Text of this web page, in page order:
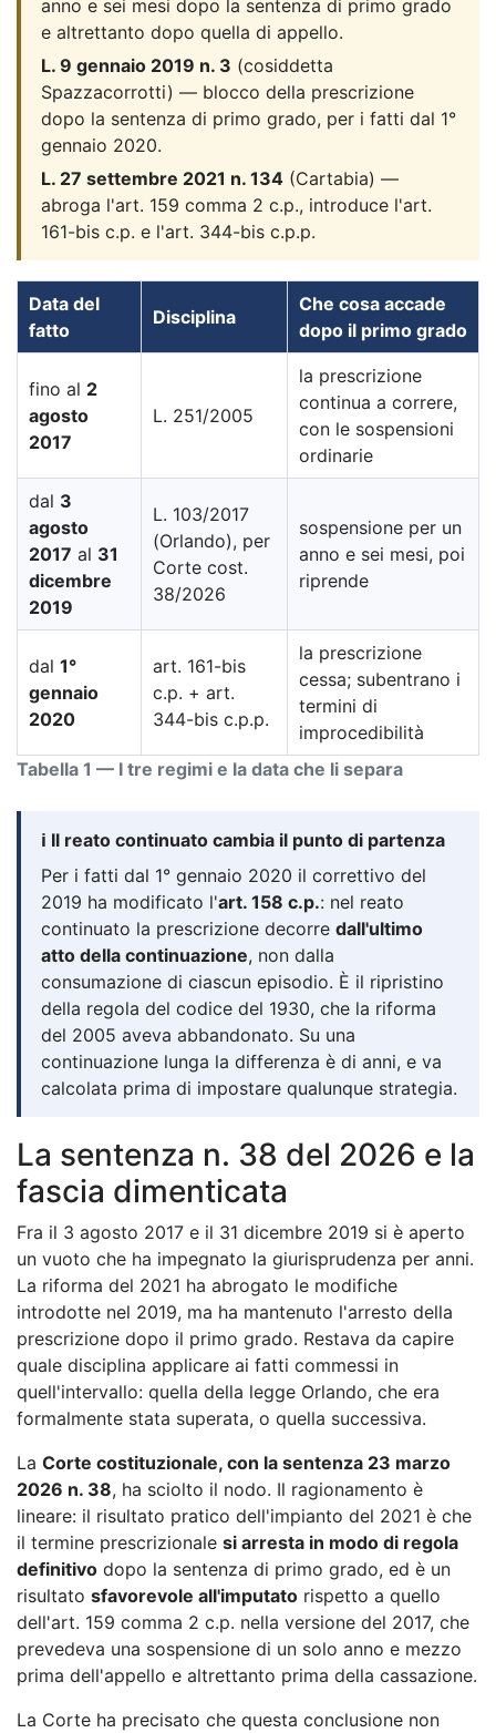
anno e sei mesi dopo la sentenza di primo grado
e altrettanto dopo quella di appello.
L. 9 gennaio 2019 n. 3 (cosiddetta
Spazzacorrotti) — blocco della prescrizione
dopo la sentenza di primo grado, per i fatti dal 1°
gennaio 2020.
L. 27 settembre 2021 n. 134 (Cartabia) —
abroga l'art. 159 comma 2 c.p., introduce l'art.
161-bis c.p. e l'art. 344-bis c.p.p.
Tabella 1 — I tre regimi e la data che li separa
Data del
fatto
Disciplina
Che cosa accade
dopo il primo grado
fino al 2
agosto
2017
L. 251/2005
la prescrizione
continua a correre,
con le sospensioni
ordinarie
dal 3
agosto
2017 al 31
dicembre
2019
L. 103/2017
(Orlando), per
Corte cost.
38/2026
sospensione per un
anno e sei mesi, poi
riprende
dal 1°
gennaio
2020
art. 161-bis
c.p. + art.
344-bis c.p.p.
la prescrizione
cessa; subentrano i
termini di
improcedibilità
ℹ️ Il reato continuato cambia il punto di partenza
Per i fatti dal 1° gennaio 2020 il correttivo del
2019 ha modificato l'art. 158 c.p.: nel reato
continuato la prescrizione decorre dall'ultimo
atto della continuazione, non dalla
consumazione di ciascun episodio. È il ripristino
della regola del codice del 1930, che la riforma
del 2005 aveva abbandonato. Su una
continuazione lunga la differenza è di anni, e va
calcolata prima di impostare qualunque strategia.
La sentenza n. 38 del 2026 e la
fascia dimenticata
Fra il 3 agosto 2017 e il 31 dicembre 2019 si è aperto
un vuoto che ha impegnato la giurisprudenza per anni.
La riforma del 2021 ha abrogato le modifiche
introdotte nel 2019, ma ha mantenuto l'arresto della
prescrizione dopo il primo grado. Restava da capire
quale disciplina applicare ai fatti commessi in
quell'intervallo: quella della legge Orlando, che era
formalmente stata superata, o quella successiva.
La Corte costituzionale, con la sentenza 23 marzo
2026 n. 38, ha sciolto il nodo. Il ragionamento è
lineare: il risultato pratico dell'impianto del 2021 è che
il termine prescrizionale si arresta in modo di regola
definitivo dopo la sentenza di primo grado, ed è un
risultato sfavorevole all'imputato rispetto a quello
dell'art. 159 comma 2 c.p. nella versione del 2017, che
prevedeva una sospensione di un solo anno e mezzo
prima dell'appello e altrettanto prima della cassazione.
La Corte ha precisato che questa conclusione non